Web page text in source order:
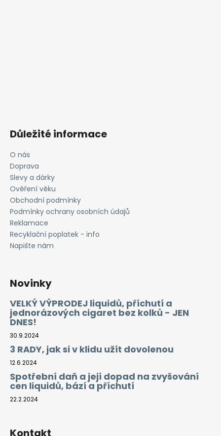
Důležité informace
O nás
Doprava
Slevy a dárky
Ověření věku
Obchodní podmínky
Podmínky ochrany osobních údajů
Reklamace
Recyklační poplatek - info
Napište nám
Novinky
VELKÝ VÝPRODEJ liquidů, příchutí a
jednorázových cigaret bez kolků - JEN
DNES!
30.9.2024
3 RADY, jak si v klidu užít dovolenou
12.6.2024
Spotřební daň a její dopad na zvyšování
cen liquidů, bází a příchutí
22.2.2024
Kontakt